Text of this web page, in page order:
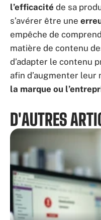
l’efficacité de sa
s’avérer être une
empêche de
matière de contenu
d’adapter le contenu
afin d’augmenter leur
la marque ou
D'AUTRES